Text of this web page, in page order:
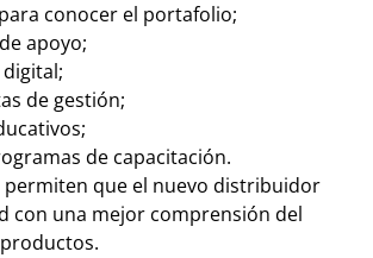
conocer el portafolio;
apoyo;
de gestión;
de capacitación.
permiten que el nuevo distribuidor
con una mejor comprensión del